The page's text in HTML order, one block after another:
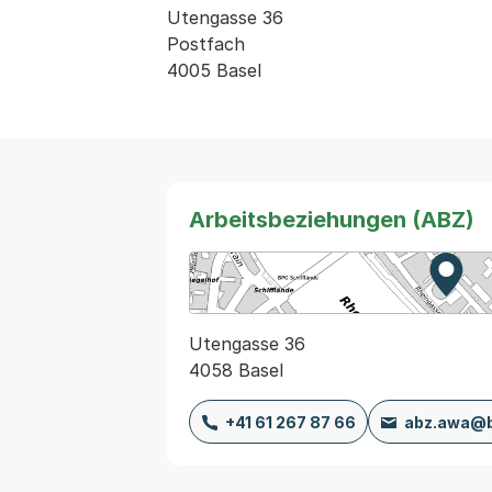
Utengasse 36
Postfach
4005 Basel
Arbeitsbeziehungen (ABZ)
Zur
Utengasse 36
4058 Basel
+41 61 267 87 66